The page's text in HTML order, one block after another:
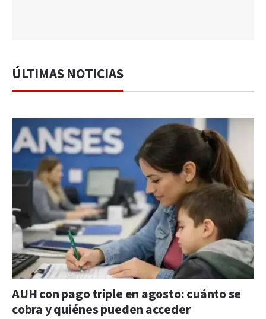
ÚLTIMAS NOTICIAS
AUH con pago triple en agosto: cuánto se
cobra y quiénes pueden acceder